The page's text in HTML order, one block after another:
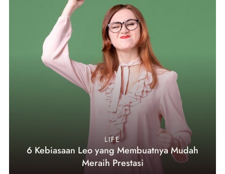
LIFE
6 Kebiasaan Leo yang Membuatnya Mudah
Meraih Prestasi